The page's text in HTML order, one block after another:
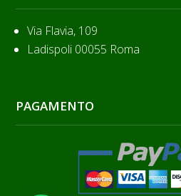
Via Flavia, 109
Ladispoli 00055 Roma
PAGAMENTO